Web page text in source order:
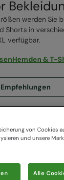
werden Sie
Shorts in
verfügbar.
Hemden & T-
von Cookies
und unsere
Alle